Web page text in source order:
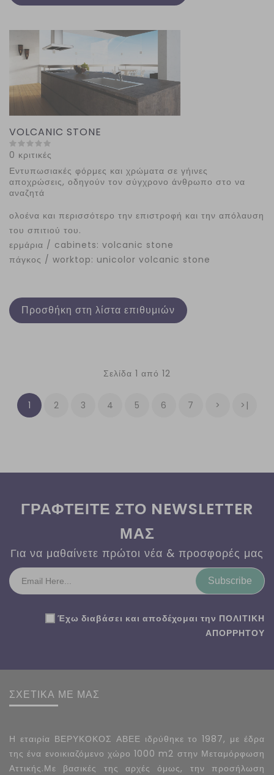
VOLCANIC STONE
0 κριτικές
Εντυπωσιακές φόρμες και χρώματα σε γήινες
αποχρώσεις, οδηγούν τον σύγχρονο άνθρωπο στο να
αναζητά
ολοένα και περισσότερο την επιστροφή και την απόλαυση
του σπιτιού του.
ερμάρια / cabinets: volcanic stone
πάγκος / worktop: unicolor volcanic stone
Προσθήκη στη λίστα επιθυμιών
Σελίδα 1 από 12
1 2 3 4 5 6 7 > >|
ΓΡΑΦΤΕΙΤΕ ΣΤΟ NEWSLETTER
ΜΑΣ
Για να μαθαίνετε πρώτοι νέα & προσφορές μας
Subscribe
Έχω διαβάσει και αποδέχομαι την ΠΟΛΙΤΙΚΗ
ΑΠΟΡΡΗΤΟΥ
ΣΧΕΤΙΚΑ ΜΕ ΜΑΣ
Η εταιρία ΒΕΡΥΚΟΚΟΣ ΑΒΕΕ ιδρύθηκε το 1987, με έδρα
της ένα ενοικιαζόμενο χώρο 1000 m2 στην Μεταμόρφωση
Αττικής.Με βασικές της αρχές όμως, την προσήλωση